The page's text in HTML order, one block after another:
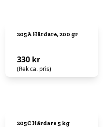
205A Härdare, 200 gr
330 kr
(Rek ca. pris)
205C Härdare 5 kg